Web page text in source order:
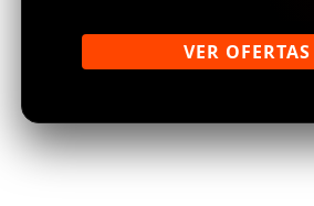
VER OFERTAS